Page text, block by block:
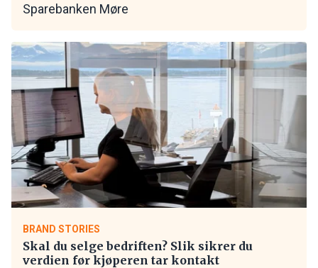
Sparebanken Møre
BRAND STORIES
Skal du selge bedriften? Slik sikrer du
verdien før kjøperen tar kontakt